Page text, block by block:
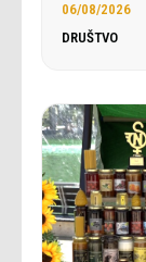
06/08/2026
DRUŠTVO